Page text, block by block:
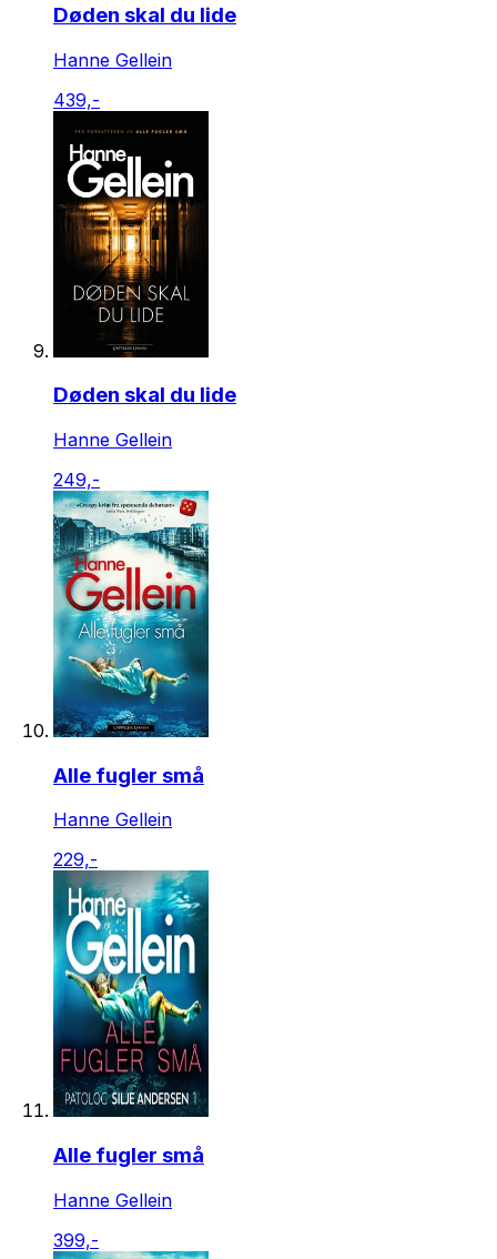
Døden skal du lide
Hanne Gellein
439,-
Døden skal du lide
Hanne Gellein
249,-
Alle fugler små
Hanne Gellein
229,-
Alle fugler små
Hanne Gellein
399,-